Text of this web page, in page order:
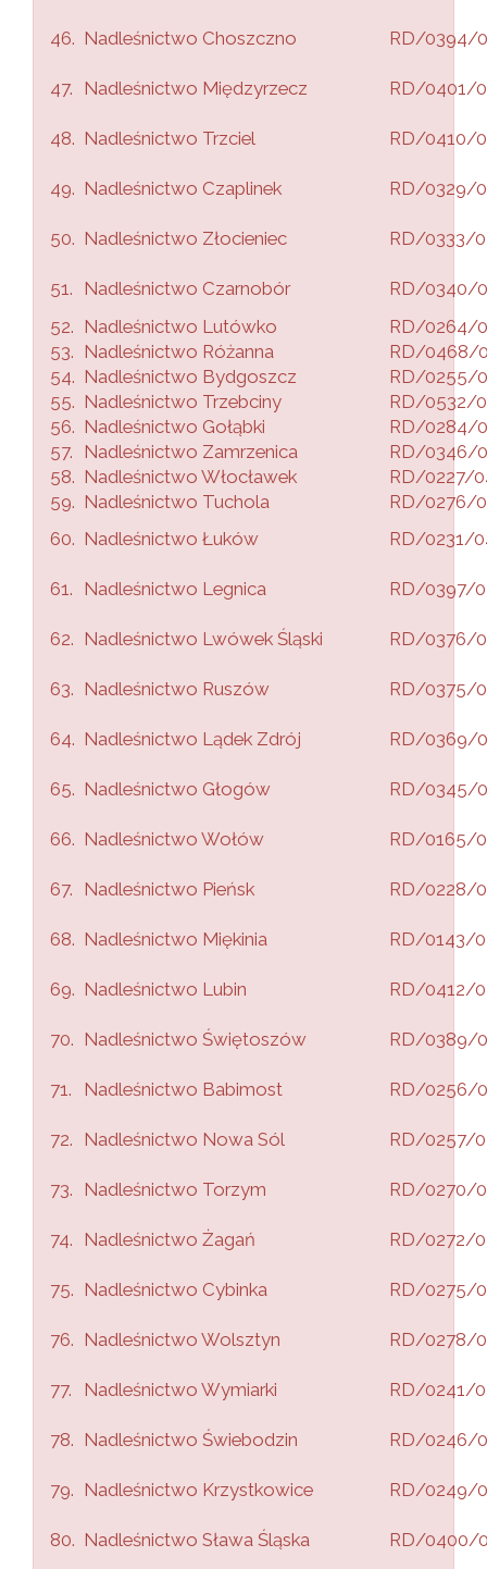
46. Nadleśnictwo Choszczno RD/0394/
47. Nadleśnictwo Międzyrzecz RD/0401/
48. Nadleśnictwo Trzciel RD/0410/
49. Nadleśnictwo Czaplinek RD/0329/
50. Nadleśnictwo Złocieniec RD/0333/
51. Nadleśnictwo Czarnobór
RD/0340/
52. Nadleśnictwo Lutówko
RD/0264/
53. Nadleśnictwo Różanna
RD/0468/
54. Nadleśnictwo Bydgoszcz
RD/0255/
55. Nadleśnictwo Trzebciny
RD/0532/
56. Nadleśnictwo Gołąbki
RD/0284/
57. Nadleśnictwo Zamrzenica
RD/0346/
58. Nadleśnictwo Włocławek
RD/0227/
59. Nadleśnictwo Tuchola
RD/0276/
60. Nadleśnictwo Łuków RD/0231/
61. Nadleśnictwo Legnica RD/0397/
62. Nadleśnictwo Lwówek Śląski RD/0376/
63. Nadleśnictwo Ruszów RD/0375/
64. Nadleśnictwo Lądek Zdrój RD/0369/
65. Nadleśnictwo Głogów RD/0345/
66. Nadleśnictwo Wołów RD/0165/
67. Nadleśnictwo Pieńsk RD/0228/
68. Nadleśnictwo Miękinia RD/0143/
69. Nadleśnictwo Lubin RD/0412/
70. Nadleśnictwo Świętoszów RD/0389/
71. Nadleśnictwo Babimost RD/0256/
72. Nadleśnictwo Nowa Sól RD/0257/
73. Nadleśnictwo Torzym RD/0270/
74. Nadleśnictwo Żagań RD/0272/
75. Nadleśnictwo Cybinka RD/0275/
76. Nadleśnictwo Wolsztyn RD/0278/
77. Nadleśnictwo Wymiarki RD/0241/
78. Nadleśnictwo Świebodzin RD/0246/
79. Nadleśnictwo Krzystkowice RD/0249/
80. Nadleśnictwo Sława Śląska RD/0400/